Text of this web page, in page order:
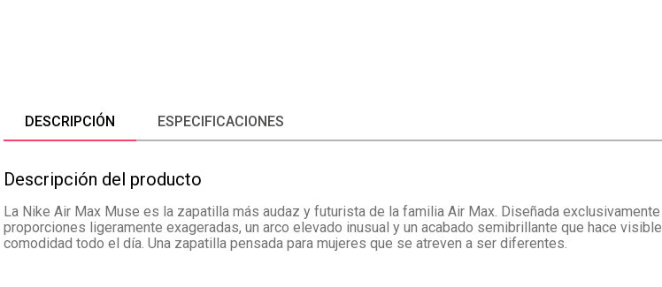
DESCRIPCIÓN ESPECIFICACIONES
Descripción del producto
La Nike Air Max Muse es la zapatilla más audaz y futurista de la familia Air Max. Diseñada
proporciones ligeramente exageradas, un arco elevado inusual y un acabado semibrillante que hace
comodidad todo el día. Una zapatilla pensada para mujeres que se atreven a ser diferentes.